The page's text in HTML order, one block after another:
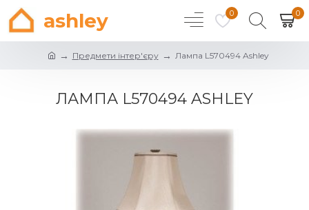
ashley 0 0
Предмети інтер'єру Лампа L570494 Ashley
ЛАМПА L570494 ASHLEY